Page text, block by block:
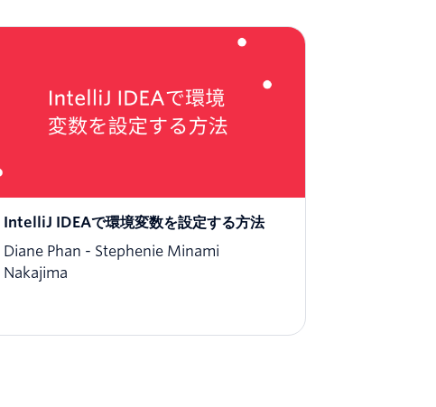
IntelliJ IDEAで環境変数を設定する方法
Diane Phan
Stephenie Minami
Nakajima